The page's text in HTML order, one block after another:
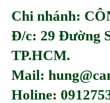
Chi nhánh:
Đ/c: 29 Đường
TP.HCM.
Mail:
Holine: